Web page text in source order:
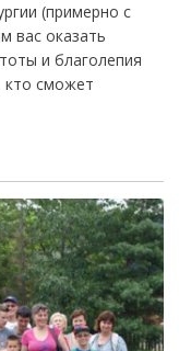
(примерно с
вас оказать
и благолепия
кто сможет